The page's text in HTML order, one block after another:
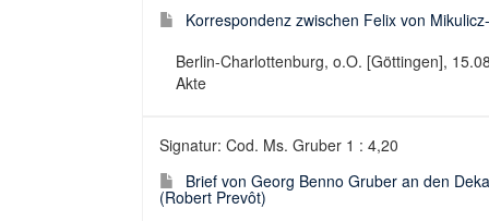
Korrespondenz zwischen Felix von
Berlin-Charlottenburg, o.O. [Göttingen],
Akte
Signatur: Cod. Ms. Gruber 1 : 4,20
Brief von Georg Benno Gruber an den
(Robert Prevôt)